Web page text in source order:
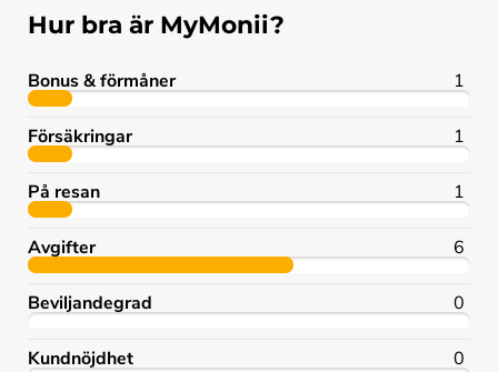
Hur bra är MyMonii?
Bonus & förmåner 1
Försäkringar 1
På resan 1
Avgifter 6
Beviljandegrad 0
Kundnöjdhet 0